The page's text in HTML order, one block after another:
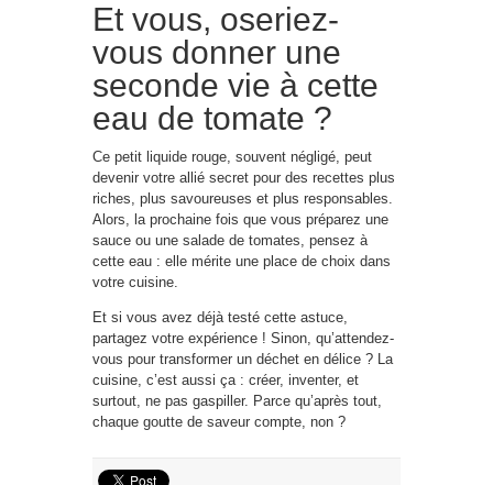
Et vous, oseriez-
vous donner une
seconde vie à cette
eau de tomate ?
Ce petit liquide rouge, souvent négligé, peut
devenir votre allié secret pour des recettes plus
riches, plus savoureuses et plus responsables.
Alors, la prochaine fois que vous préparez une
sauce ou une salade de tomates, pensez à
cette eau : elle mérite une place de choix dans
votre cuisine.
Et si vous avez déjà testé cette astuce,
partagez votre expérience ! Sinon, qu’attendez-
vous pour transformer un déchet en délice ? La
cuisine, c’est aussi ça : créer, inventer, et
surtout, ne pas gaspiller. Parce qu’après tout,
chaque goutte de saveur compte, non ?